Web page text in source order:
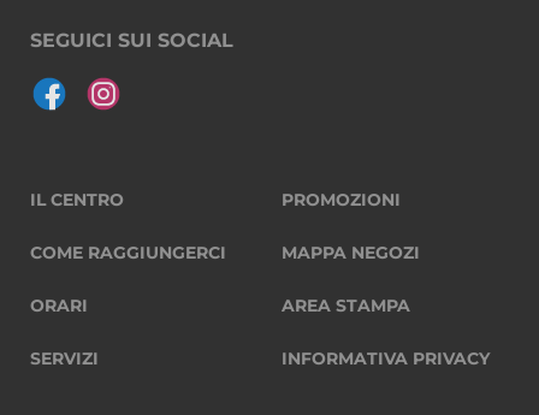
SEGUICI SUI SOCIAL
IL CENTRO
COME RAGGIUNGERCI
ORARI
SERVIZI
PROMOZIONI
MAPPA NEGOZI
AREA STAMPA
INFORMATIVA PRIVACY